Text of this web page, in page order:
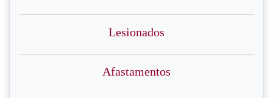
Lesionados
Afastamentos